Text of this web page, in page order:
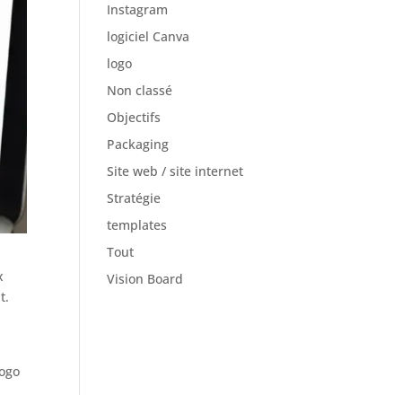
Instagram
logiciel Canva
logo
Non classé
Objectifs
Packaging
Site web / site internet
Stratégie
templates
Tout
Vision Board